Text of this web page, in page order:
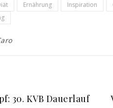
Ernährung Inspiration
30. KVB Dauerlauf